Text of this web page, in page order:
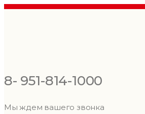
8- 951-814-1000
Мы ждем вашего звонка